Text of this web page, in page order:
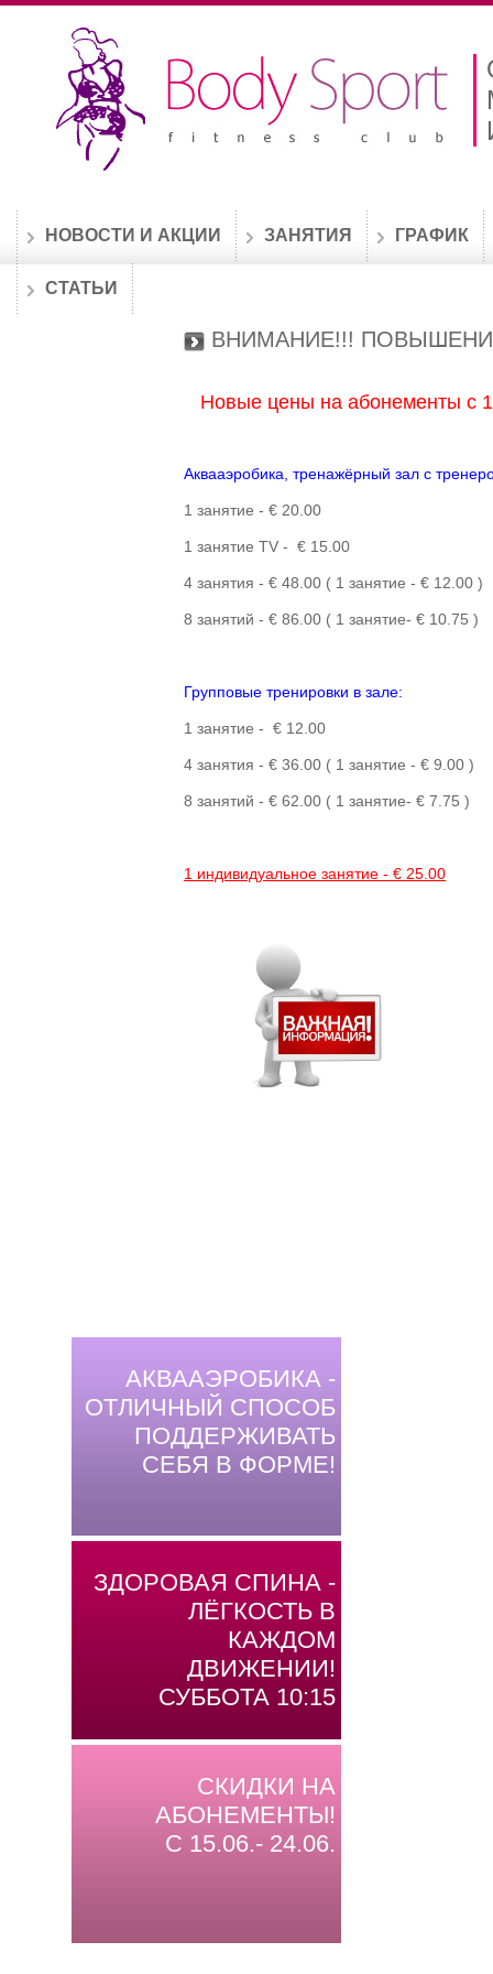
НОВОСТИ И АКЦИИ ЗАНЯТИЯ ГРАФИК
СТАТЬИ
ВНИМАНИЕ!!!
Новые цены на абонементы с
Аквааэробика, тренажёрный зал с
1 занятие - € 20.00
1 занятие TV - € 15.00
4 занятия - € 48.00 ( 1 занятие - € 12.00 )
8 занятий - € 86.00 ( 1 занятие- € 10.75 )
Групповые тренировки в зале:
1 занятие - € 12.00
4 занятия - € 36.00 ( 1 занятие - € 9.00 )
8 занятий - € 62.00 ( 1 занятие- € 7.75 )
1 индивидуальное занятие - € 25.00
АКВААЭРОБИКА -
ОТЛИЧНЫЙ СПОСОБ
ПОДДЕРЖИВАТЬ
СЕБЯ В ФОРМЕ!
ЗДОРОВАЯ СПИНА -
ЛЁГКОСТЬ В
КАЖДОМ
ДВИЖЕНИИ!
СУББОТА 10:15
СКИДКИ НА
АБОНЕМЕНТЫ!
С 15.06.- 24.06.